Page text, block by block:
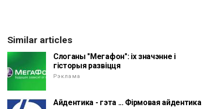
Similar articles
Слоганы "Мегафон": іх значэнне і
гісторыя развіцця
Рэклама
Айдентика - гэта ... Фірмовая айдентика